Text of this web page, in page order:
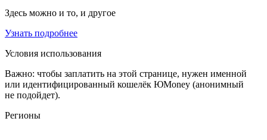
Здесь можно и то, и другое
Узнать подробнее
Условия использования
Важно: чтобы заплатить на этой странице, нужен именной
или идентифицированный кошелёк ЮMoney (анонимный
не подойдет).
Регионы